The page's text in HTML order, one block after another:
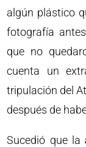
algún plástico
fotografía
que no
cuenta un
tripulación del
después de
Sucedió que la